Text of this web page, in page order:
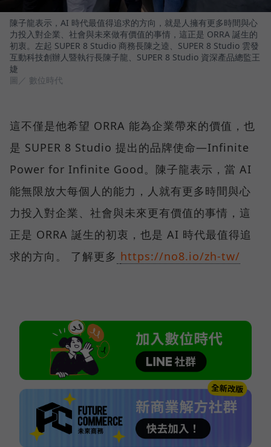
陳子龍表示，AI 時代最值得追求的方向，就是人擁有更多時間與心
力投入對企業、社會與未來做有價值的事情，這正是 ORRA 誕生的
初衷。左起 SUPER 8 Studio 商務長陳之逵、SUPER 8 Studio 雲發
互動科技創辦人暨執行長陳子龍、SUPER 8 Studio 資深產品總監王
婕
圖／ 數位時代
這不僅是他希望 ORRA 能為企業帶來的價值，也
是 SUPER 8 Studio 提出的品牌使命—Infinite
Power for Infinite Good。陳子龍表示，當 AI
能無限放大每個人的能力，人就有更多時間與心
力投入對企業、社會與未來更有價值的事情，這
正是 ORRA 誕生的初衷，也是 AI 時代最值得追
求的方向。 了解更多 https://no8.io/zh-tw/